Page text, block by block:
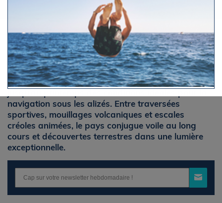
© AdobeStock
Par Charlotte Lacroix
Samedi 28 février 2026 à 6h40
Au large du Sénégal, l’archipel du Cap-Vert offre
jusqu’au printemps des conditions idéales pour la
navigation sous les alizés. Entre traversées
sportives, mouillages volcaniques et escales
créoles animées, le pays conjugue voile au long
cours et découvertes terrestres dans une lumière
exceptionnelle.